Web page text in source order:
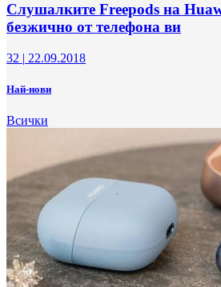
Слушалките Freepods на
безжично от телефона ви
32 | 22.09.2018
Най-нови
Всички